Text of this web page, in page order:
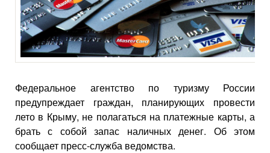
Федеральное агентство по туризму России
предупреждает граждан, планирующих провести
лето в Крыму, не полагаться на платежные карты, а
брать с собой запас наличных денег. Об этом
сообщает пресс-служба ведомства.